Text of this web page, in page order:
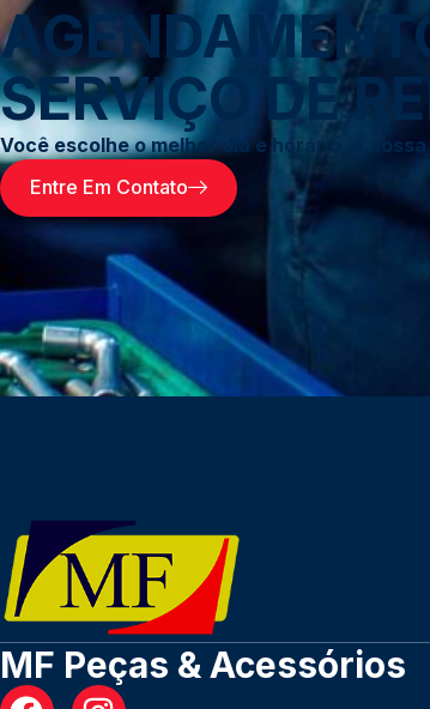
SERVIÇO DE
Você escolhe o melhor dia e horário, e
Entre Em Contato
MF Peças & Acessórios